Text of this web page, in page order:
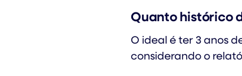
Quanto histórico
O ideal é ter 3 anos
considerando o